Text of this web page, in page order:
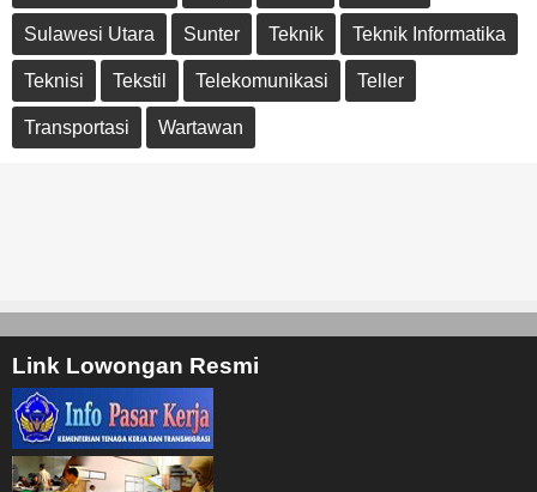
Sulawesi Utara Sunter Teknik Teknik Informatika
Teknisi Tekstil Telekomunikasi Teller
Transportasi Wartawan
Link Lowongan Resmi